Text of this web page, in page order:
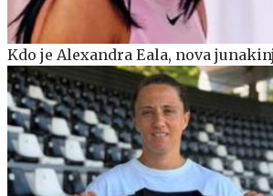
Kdo je Alexandra Eala, nova